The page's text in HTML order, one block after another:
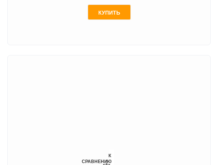
КУПИТЬ
К
СРАВНЕНИЮ